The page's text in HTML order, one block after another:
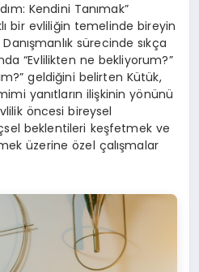
Kendini Tanımak”
bir evliliğin temelinde bireyin
sürecinde sıkça
“Evlilikten ne bekliyorum?”
geldiğini belirten Kütük,
yanıtların ilişkinin yönünü
öncesi bireysel
beklentileri keşfetmek ve
üzerine özel çalışmalar